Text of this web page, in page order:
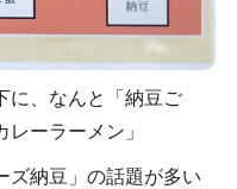
に、なんと「納豆ご
ーラーメン」
ズ納豆」の話題が多い